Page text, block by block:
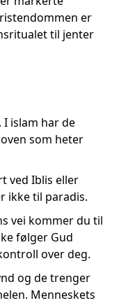
er
til jenter
I islam har de
som heter
ved Iblis eller
ikke til paradis.
vei kommer du til
følger Gud
over deg.
og de trenger
Menneskets